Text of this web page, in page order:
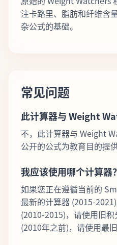
注卡路里、脂肪和纤维含
杂公式的基础。
常见问题
此计算器与 Weight
不，此计算器与 Weight
公开的公式为教育目的提
我应该使用哪个计算器？
如果您正在遵循当前的
最新的计算器 (2015-
(2010-2015)，请使用旧
(2010年之前)，请使用最